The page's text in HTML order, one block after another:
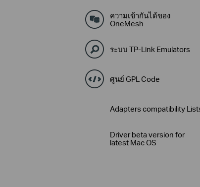
ความเข้ากันได้ของ
OneMesh
ระบบ TP-Link Emulators
ศูนย์ GPL Code
Adapters compatibility
Driver beta version for
latest Mac OS